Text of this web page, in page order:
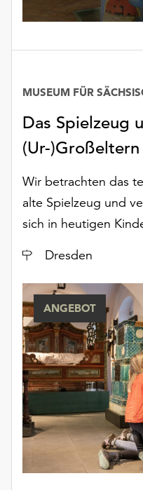
Einstellungen
die
Informationen
finden
Sie
unserer
Datenschutzerklärung
oder
Impressum
Das Spielzeug
(Ur-)Großeltern
MUSEUM FÜR
Wir betrachten das
alte Spielzeug und
sich in heutigen
Ort
Dresden
ANGEBOT